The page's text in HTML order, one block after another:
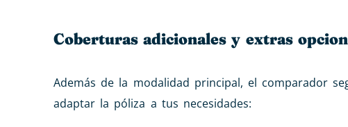
Coberturas adicionales y extras
Además de la modalidad principal, el comparador
adaptar la póliza a tus necesidades: